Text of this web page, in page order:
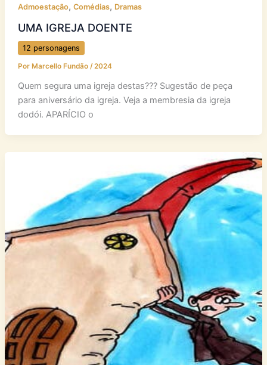
Admoestação, Comédias, Dramas
UMA IGREJA DOENTE
12 personagens
Por Marcello Fundão /2024
Quem segura uma igreja destas??? Sugestão de peça
para aniversário da igreja. Veja a membresia da igreja
dodói. APARÍCIO o